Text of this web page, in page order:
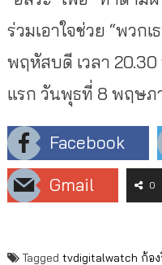
ร่วมเอาใจช่วย “พวก
พฤหัสบดี เวลา 20.30
แรก วันพุธที่ 8 พฤษภ
Facebook
Gmail
0
Tagged tvdigitalwatch ก้อ